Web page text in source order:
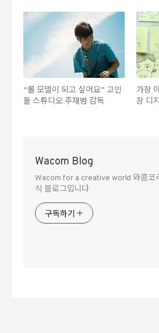
“롤 모델이 되고 싶어요” 고인
돌 스튜디오 주재범 감독
가장
장 디
Wacom Blog
Wacom for a creative world 와콤코
식 블로그입니다
구독하기